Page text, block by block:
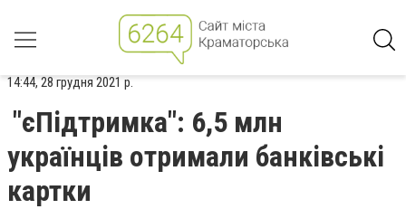
14:44, 28 грудня 2021 р.
"єПідтримка": 6,5 млн
українців отримали банківські
картки